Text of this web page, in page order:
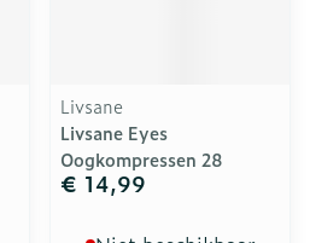
Livsane
Livsane Eyes
Oogkompressen 28
€ 14,99